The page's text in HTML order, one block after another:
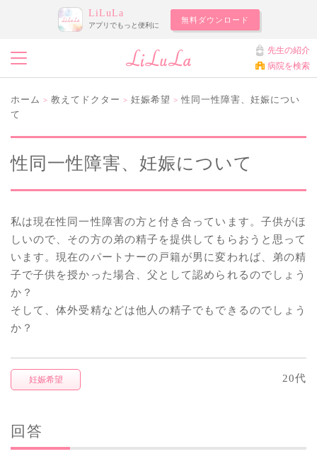
LiLuLa
アプリでもっと便利に
無料ダウンロード
先生の紹介
病院を検索
ホーム > 教えてドクター > 妊娠希望 > 性同一性障害、妊娠につい
て
性同一性障害、妊娠について
私は現在性同一性障害の方と付き合っています。子供がほ
しいので、その方の弟の精子を提供してもらおうと思って
います。現在のパートナーの戸籍が男に変われば、弟の精
子で子供を授かった場合、父として認められるのでしょう
か？
そして、体外受精などは他人の精子でもできるのでしょう
か？
妊娠希望 20代
回答